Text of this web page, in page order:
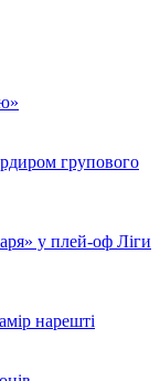
групового
у плей-оф Ліги
нарешті